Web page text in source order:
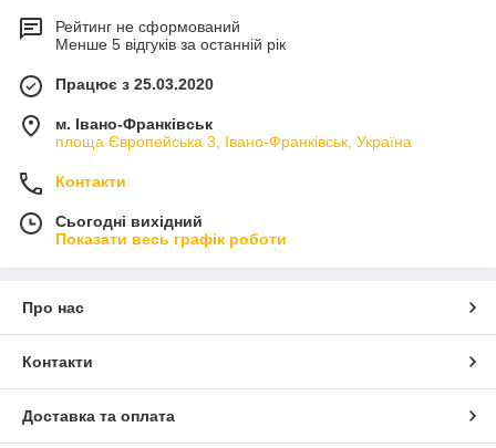
Рейтинг не сформований
Менше 5 відгуків за останній рік
Працює з 25.03.2020
м. Івано-Франківськ
площа Європейська 3, Івано-Франківськ, Україна
Контакти
Сьогодні вихідний
Показати весь графік роботи
Про нас
Контакти
Доставка та оплата